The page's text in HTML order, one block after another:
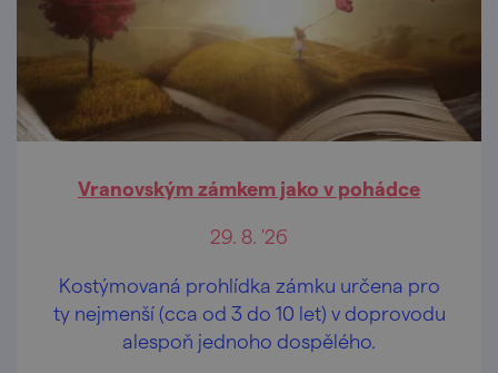
Vranovským zámkem jako v pohádce
29. 8. '26
Kostýmovaná prohlídka zámku určena pro
ty nejmenší (cca od 3 do 10 let) v doprovodu
alespoň jednoho dospělého.